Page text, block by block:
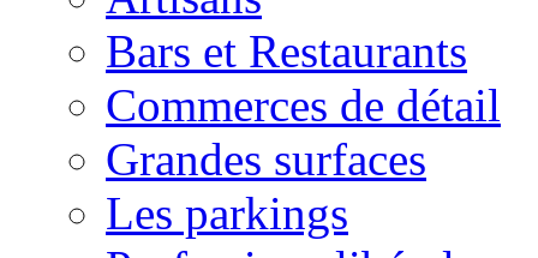
Bars et Restaurants
Commerces de détail
Grandes surfaces
Les parkings